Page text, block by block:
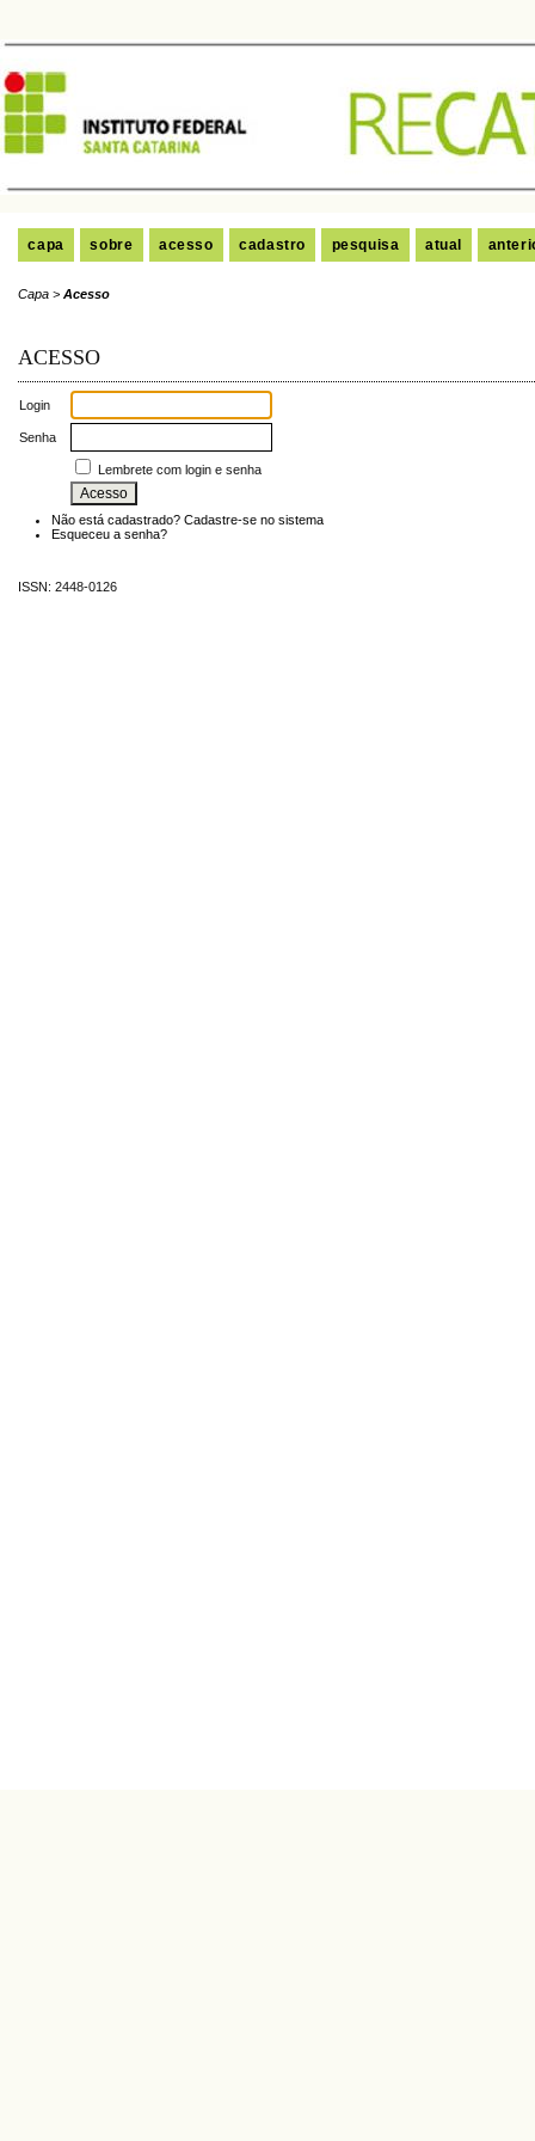
capa sobre acesso cadastro pesquisa atual
Capa > Acesso
ACESSO
Login
Senha
Lembrete com login e senha
Não está cadastrado? Cadastre-se no sistema
Esqueceu a senha?
ISSN: 2448-0126